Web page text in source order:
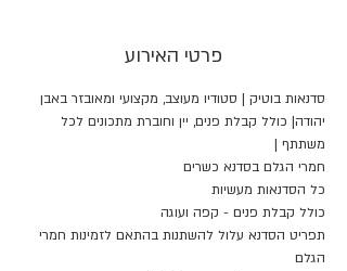
פרטי האירוע
סדנאות בוטיק | סטודיו מעוצב, מקצועי ומאובזר באבן
יהודה| כולל קבלת פנים, יין וחוברת מתכונים לכל
משתתף |
חמרי הגלם בסדנא כשרים
כל הסדנאות מעשיות
כולל קבלת פנים - קפה ועוגה
תפריט הסדנא עלול להשתנות בהתאם לזמינות חמרי
הגלם